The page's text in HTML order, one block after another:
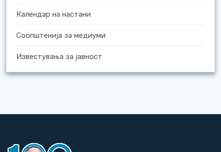
Календар на настани
Соопштенија за медиуми
Известувања за јавност